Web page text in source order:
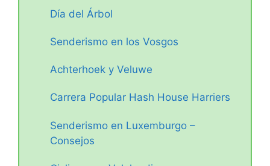
Día del Árbol
Senderismo en los Vosgos
Achterhoek y Veluwe
Carrera Popular Hash House Harriers
Senderismo en Luxemburgo –
Consejos